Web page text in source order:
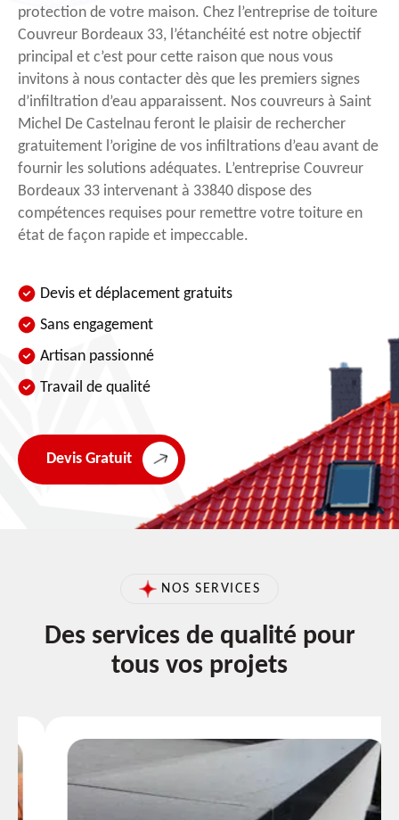
protection de votre maison. Chez l’entreprise de toiture
Couvreur Bordeaux 33, l’étanchéité est notre objectif
principal et c’est pour cette raison que nous vous
invitons à nous contacter dès que les premiers signes
d’infiltration d’eau apparaissent. Nos couvreurs à Saint
Michel De Castelnau feront le plaisir de rechercher
gratuitement l’origine de vos infiltrations d’eau avant de
fournir les solutions adéquates. L’entreprise Couvreur
Bordeaux 33 intervenant à 33840 dispose des
compétences requises pour remettre votre toiture en
état de façon rapide et impeccable.
Devis et déplacement gratuits
Sans engagement
Artisan passionné
Travail de qualité
Devis Gratuit
NOS SERVICES
Des services de qualité pour
tous vos projets